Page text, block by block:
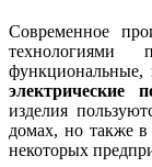
Современное
технологиями
функциональные,
электрические
изделия
домах, но также в
некоторых